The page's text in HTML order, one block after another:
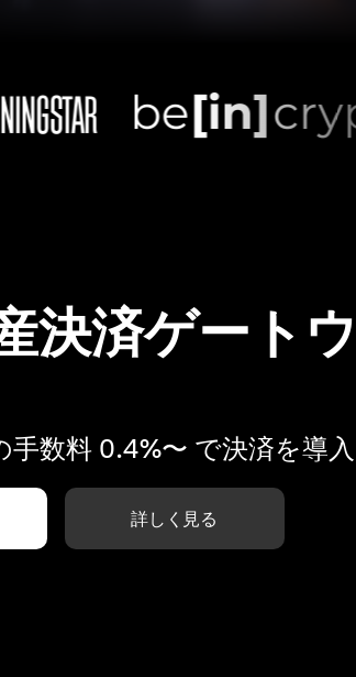
決済ゲート
手数料 0.4%〜 で決済を導入
詳しく見る